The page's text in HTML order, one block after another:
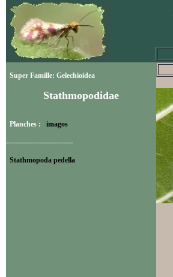
Super Famille: Gelechioidea
Stathmopodidae
Planches : imagos
----------------------------
Stathmopoda pedella